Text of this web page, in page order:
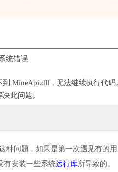
统错误
到 MineApi.dll，无法继续执行代码
此问题。
种问题，如果是第一次遇见有的
有安装一些系统运行库所导致的。